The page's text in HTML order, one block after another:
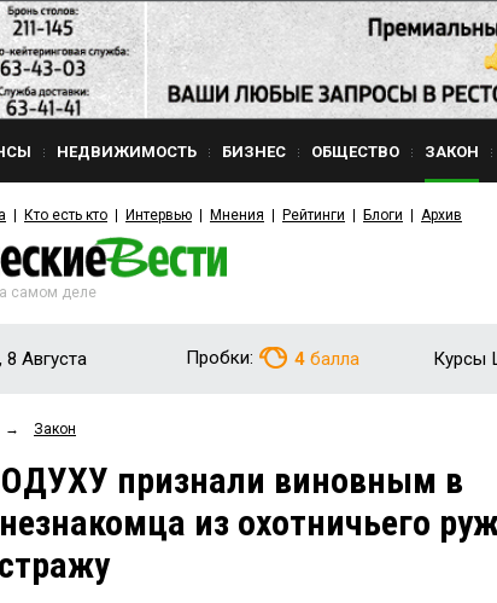
НЕДВИЖИМОСТЬ БИЗНЕС ОБЩЕСТВО ЗАКОН
Кто есть кто Интервью Мнения Рейтинги Блоги Архив
самом деле
Августа Пробки: 4 балла Курсы
→ Закон
признали виновным в
из охотничьего